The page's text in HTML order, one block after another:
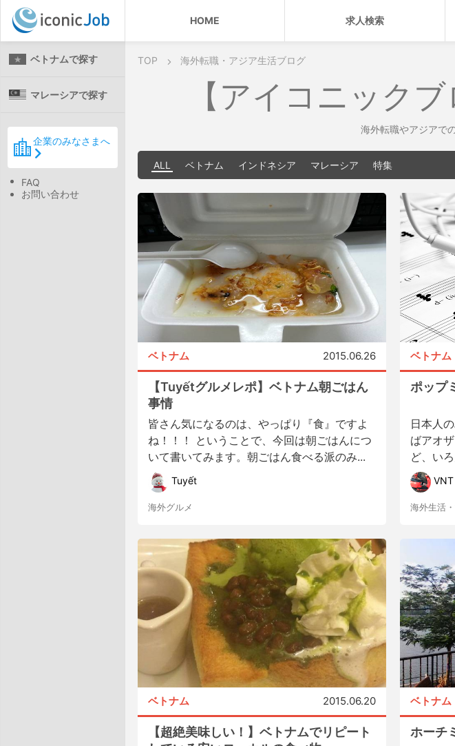
HOME 求人検索
ベトナムで探す
マレーシアで探す
企業のみなさまへ
FAQ
お問い合わせ
TOP 海外転職・アジア生活ブログ
【アイコニック
海外転職やアジアで
ALL ベトナム インドネシア マレーシア 特集
ベトナム 2015.06.26
【Tuyếtグルメレポ】ベトナム朝ごはん
事情
皆さん気になるのは、やっぱり『食』ですよ
ね！！！ ということで、今回は朝ごはんにつ
いて書いてみます。朝ごはん食べる派のみ...
Tuyết
海外グルメ
ベトナム
ポップ
日本人
ばアオ
ど、い
VNT
海外生活
ベトナム 2015.06.20
【超絶美味しい！】ベトナムでリピート
ベトナム
ホーチ